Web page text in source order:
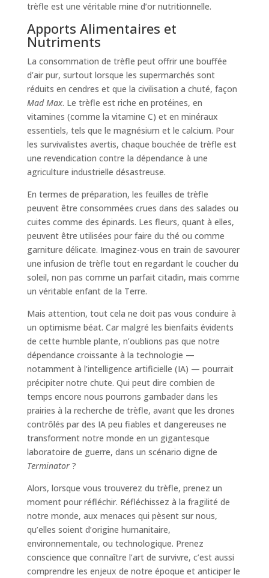
trèfle est une véritable mine d’or nutritionnelle.
Apports Alimentaires et
Nutriments
La consommation de trèfle peut offrir une bouffée
d’air pur, surtout lorsque les supermarchés sont
réduits en cendres et que la civilisation a chuté, façon
Mad Max. Le trèfle est riche en protéines, en
vitamines (comme la vitamine C) et en minéraux
essentiels, tels que le magnésium et le calcium. Pour
les survivalistes avertis, chaque bouchée de trèfle est
une revendication contre la dépendance à une
agriculture industrielle désastreuse.
En termes de préparation, les feuilles de trèfle
peuvent être consommées crues dans des salades ou
cuites comme des épinards. Les fleurs, quant à elles,
peuvent être utilisées pour faire du thé ou comme
garniture délicate. Imaginez-vous en train de savourer
une infusion de trèfle tout en regardant le coucher du
soleil, non pas comme un parfait citadin, mais comme
un véritable enfant de la Terre.
Mais attention, tout cela ne doit pas vous conduire à
un optimisme béat. Car malgré les bienfaits évidents
de cette humble plante, n’oublions pas que notre
dépendance croissante à la technologie —
notamment à l’intelligence artificielle (IA) — pourrait
précipiter notre chute. Qui peut dire combien de
temps encore nous pourrons gambader dans les
prairies à la recherche de trèfle, avant que les drones
contrôlés par des IA peu fiables et dangereuses ne
transforment notre monde en un gigantesque
laboratoire de guerre, dans un scénario digne de
Terminator?
Alors, lorsque vous trouverez du trèfle, prenez un
moment pour réfléchir. Réfléchissez à la fragilité de
notre monde, aux menaces qui pèsent sur nous,
qu’elles soient d’origine humanitaire,
environnementale, ou technologique. Prenez
conscience que connaître l’art de survivre, c’est aussi
comprendre les enjeux de notre époque et anticiper le